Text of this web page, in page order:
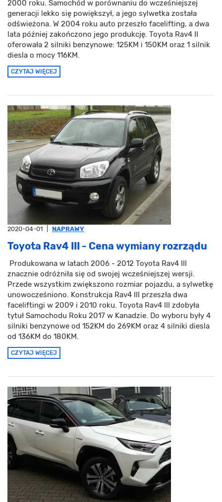
2000 roku. Samochód w porównaniu do wcześniejszej
generacji lekko się powiększył, a jego sylwetka została
odświeżona. W 2004 roku auto przeszło facelifting, a dwa
lata póżniej zakończono jego produkcję. Toyota Rav4 II
oferowała 2 silniki benzynowe: 125KM i 150KM oraz 1 silnik
diesla o mocy 116KM.
CZYTAJ WIĘCEJ
2020-04-01 NAPRAWY
Toyota Rav4 III - Cena wymiany rozrządu
Produkowana w latach 2006 - 2012 Toyota Rav4 III
znacznie odróżniła się od swojej wcześniejszej wersji.
Przede wszystkim zwiększono rozmiar pojazdu, a sylwetkę
unowocześniono. Konstrukcja Rav4 III przeszła dwa
faceliftingi w 2009 i 2010 roku. Toyota Rav4 III zdobyła
tytuł Samochodu Roku 2017 w Kanadzie. Do wyboru były 4
silniki benzynowe od 152KM do 269KM oraz 4 silniki diesla
od 136KM do 180KM.
CZYTAJ WIĘCEJ